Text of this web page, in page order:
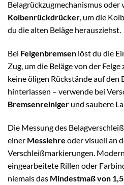
Belagrückzugmechanismus oder
Kolbenrückdrücker, um die
du die alten Beläge herausziehst.
Bei Felgenbremsen löst du die
Zug, um die Beläge von der
keine öligen Rückstände auf den
hinterlassen – verwende bei
Bremsenreiniger und saubere
Die Messung des
einer Messlehre oder visuell an
Verschleißmarkierungen.
eingearbeitete Rillen oder
niemals das Mindestmaß von